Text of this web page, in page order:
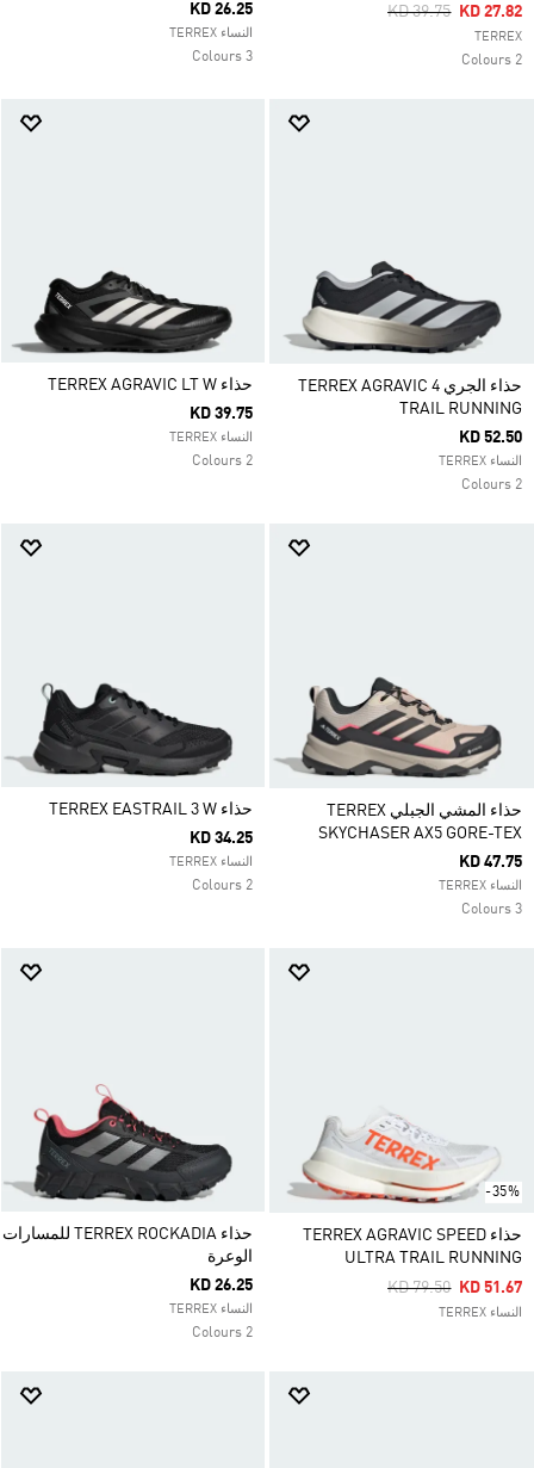
Price Reduced
KD 39.75ToKD 27.82
TERREX
2 Colours
KD 26.25
النساء TERREX
3 Colours
حذاء الجري TERREX AGRAVIC 4
TRAIL RUNNING
KD 52.50
النساء TERREX
2 Colours
حذاء TERREX AGRAVIC LT W
KD 39.75
النساء TERREX
2 Colours
حذاء المشي الجبلي TERREX
SKYCHASER AX5 GORE-TEX
KD 47.75
النساء TERREX
3 Colours
حذاء TERREX EASTRAIL 3 W
KD 34.25
النساء TERREX
2 Colours
-35%
حذاء TERREX AGRAVIC SPEED
ULTRA TRAIL RUNNING
Price Reduced
KD 79.50ToKD 51.67
النساء TERREX
حذاء TERREX ROCKADIA للمسارات
الوعرة
KD 26.25
النساء TERREX
2 Colours